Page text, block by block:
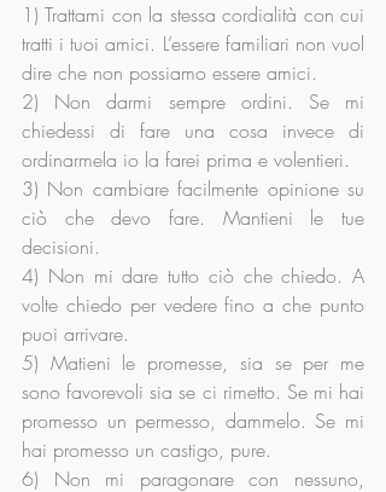
1) Trattami con la stessa cordialità con cui
tratti i tuoi amici. L’essere familiari non vuol
dire che non possiamo essere amici.
2) Non darmi sempre ordini. Se mi
chiedessi di fare una cosa invece di
ordinarmela io la farei prima e volentieri.
3) Non cambiare facilmente opinione su
ciò che devo fare. Mantieni le tue
decisioni.
4) Non mi dare tutto ciò che chiedo. A
volte chiedo per vedere fino a che punto
puoi arrivare.
5) Matieni le promesse, sia se per me
sono favorevoli sia se ci rimetto. Se mi hai
promesso un permesso, dammelo. Se mi
hai promesso un castigo, pure.
6) Non mi paragonare con nessuno,